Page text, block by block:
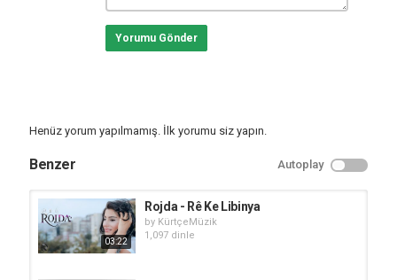
Yorumu Gönder
Henüz yorum yapılmamış. İlk yorumu siz yapın.
Benzer Autoplay
03:22
Rojda - Rê Ke Libinya
by KürtçeMüzik
1,097 dinle